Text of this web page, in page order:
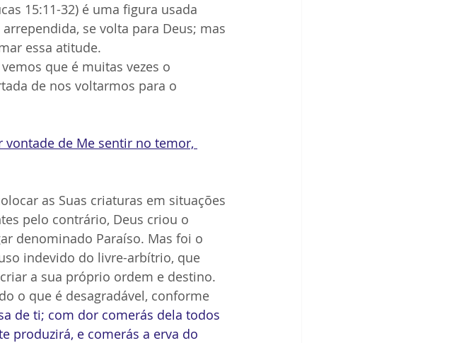
15:11-32) é uma figura usada
se volta para Deus; mas
essa atitude.
que é muitas vezes o
de nos voltarmos para o
de Me sentir no temor,
as Suas criaturas em situações
pelo contrário, Deus criou o
denominado Paraíso. Mas foi o
indevido do livre-arbítrio, que
a sua próprio ordem e destino.
o que é desagradável, conforme
de ti; com dor comerás dela todos
produzirá, e comerás a erva do